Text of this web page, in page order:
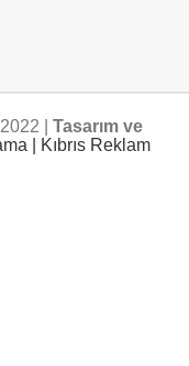
2022 | Tasarım ve